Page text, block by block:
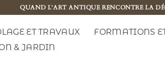
QUAND L’ART ANTIQUE RENCONTRE LA
ET TRAVAUX FORMATIONS
& JARDIN